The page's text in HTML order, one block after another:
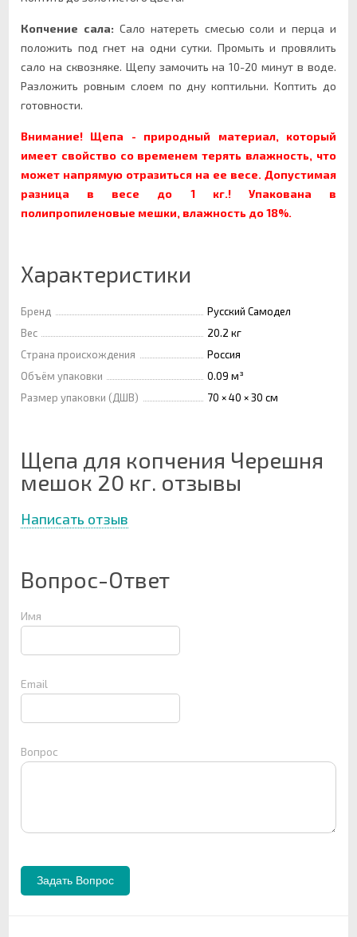
Копчение сала: Сало натереть смесью соли и перца и
положить под гнет на одни сутки. Промыть и провялить
сало на сквозняке. Щепу замочить на 10-20 минут в воде.
Разложить ровным слоем по дну коптильни. Коптить до
готовности.
Внимание! Щепа - природный материал, который
имеет свойство со временем терять влажность, что
может напрямую отразиться на ее весе. Допустимая
разница в весе до 1 кг.!Упакована в
полипропиленовые мешки, влажность до 18%.
Характеристики
Бренд
Русский Самодел
Вес
20.2 кг
Страна происхождения
Россия
Объём упаковки
0.09 м³
Размер упаковки (ДШВ)
70 × 40 × 30 см
Щепа для копчения Черешня
мешок 20 кг. отзывы
Написать отзыв
Вопрос-Ответ
Имя
Email
Вопрос